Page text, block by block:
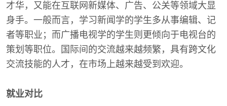
才华，又能在互联网新媒体、广告、公关等领域大显
身手。一般而言，学习新闻学的学生多从事编辑、记
者等职业；而广播电视学的学生则更倾向于电视台的
策划等职位。国际间的交流越来越频繁，具有跨文化
交流技能的人才，在市场上越来越受到欢迎。
就业对比